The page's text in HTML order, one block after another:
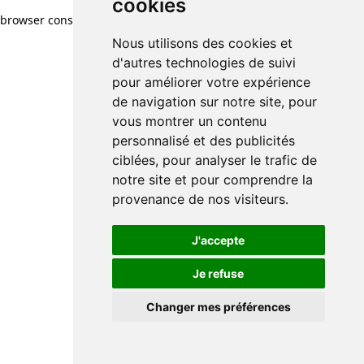
cookies
Nous utilisons des cookies et
d'autres technologies de suivi
pour améliorer votre expérience
de navigation sur notre site, pour
vous montrer un contenu
personnalisé et des publicités
ciblées, pour analyser le trafic de
notre site et pour comprendre la
provenance de nos visiteurs.
J'accepte
Je refuse
Changer mes préférences
browser console for more information)